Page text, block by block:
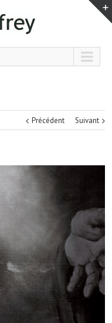
Précédent Suivant